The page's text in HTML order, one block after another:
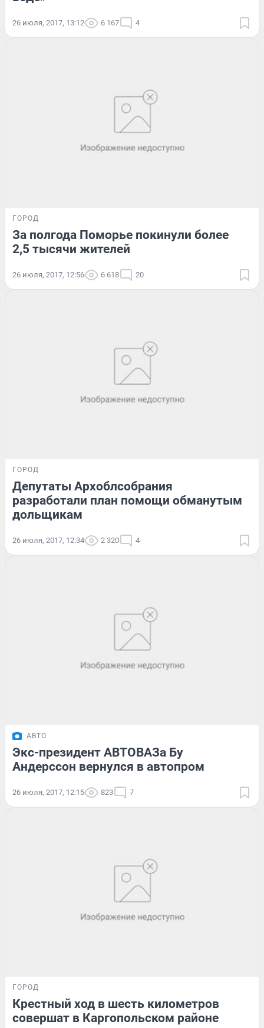
26 июля, 2017, 13:12 6 167 4
ГОРОД
За полгода Поморье покинули более
2,5 тысячи жителей
26 июля, 2017, 12:56 6 618 20
ГОРОД
Депутаты Архоблсобрания
разработали план помощи обманутым
дольщикам
26 июля, 2017, 12:34 2 320 4
АВТО
Экс-президент АВТОВАЗа Бу
Андерссон вернулся в автопром
26 июля, 2017, 12:15 823 7
ГОРОД
Крестный ход в шесть километров
совершат в Каргопольском районе